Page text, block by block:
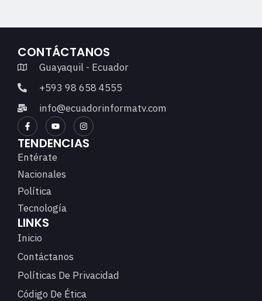
CONTÁCTANOS
Guayaquil - Ecuador
+593 98 658 4555
info@ecuadorinformatv.com
TENDENCIAS
Entérate
Nacionales
Política
Tecnología
LINKS
Inicio
Contáctanos
Políticas De Privacidad
Código De Ética